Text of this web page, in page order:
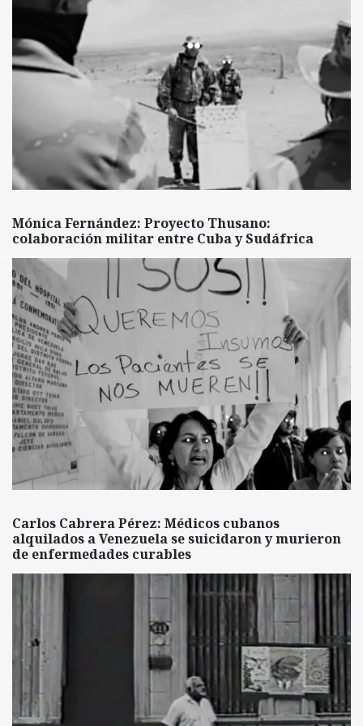
Mónica Fernández: Proyecto Thusano:
colaboración militar entre Cuba y Sudáfrica
Carlos Cabrera Pérez: Médicos cubanos
alquilados a Venezuela se suicidaron y murieron
de enfermedades curables